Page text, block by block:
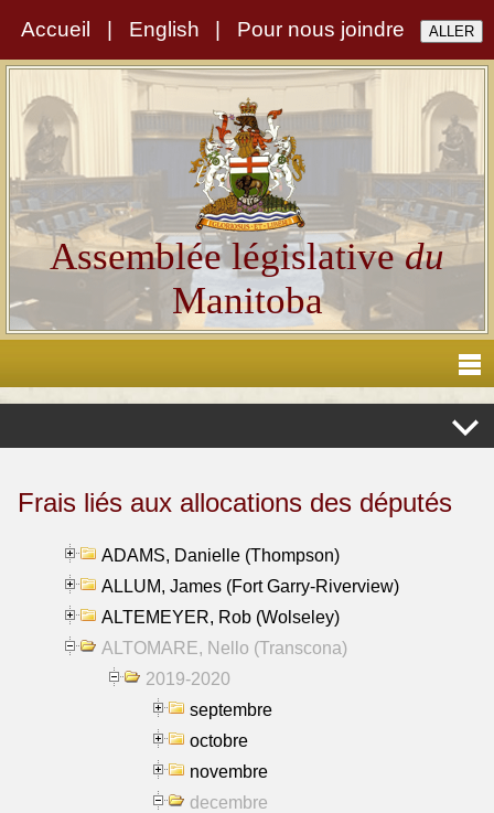
Accueil English Pour nous joindre
Assemblée législativedu
Manitoba
Frais liés aux allocations des députés
ADAMS, Danielle (Thompson)
ALLUM, James (Fort Garry-Riverview)
ALTEMEYER, Rob (Wolseley)
ALTOMARE, Nello (Transcona)
2019-2020
septembre
octobre
novembre
decembre